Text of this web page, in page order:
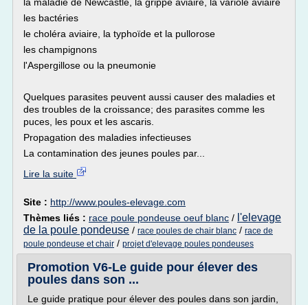
les bactéries
le choléra aviaire, la typhoïde et la pullorose
les champignons
l'Aspergillose ou la pneumonie
Quelques parasites peuvent aussi causer des maladies et
des troubles de la croissance; des parasites comme les
puces, les poux et les ascaris.
Propagation des maladies infectieuses
La contamination des jeunes poules par...
Lire la suite
Site : http://www.poules-elevage.com
Thèmes liés : race poule pondeuse oeuf blanc / l'elevage
de la poule pondeuse / race poules de chair blanc / race de
poule pondeuse et chair / projet d'elevage poules pondeuses
Promotion V6-Le guide pour élever des
poules dans son ...
Le guide pratique pour élever des poules dans son jardin,